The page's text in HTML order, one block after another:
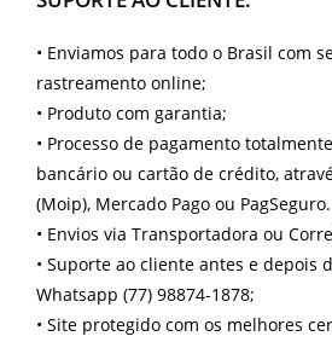
• Enviamos para todo o Brasil com
rastreamento online;
• Produto com garantia;
• Processo de pagamento
bancário ou cartão de crédito,
(Moip), Mercado Pago ou PagSeguro.
• Envios via Transportadora ou
• Suporte ao cliente antes e depois
Whatsapp (77) 98874-1878;
• Site protegido com os melhores